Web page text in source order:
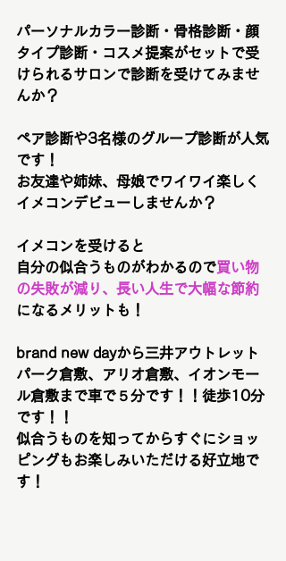
パーソナルカラー診断・骨格診断・顔
タイプ診断・コスメ提案がセットで受
けられるサロンで診断を受けてみませ
んか？
ペア診断や3名様のグループ診断が人気
です！
お友達や姉妹、母娘でワイワイ楽しく
イメコンデビューしませんか？
イメコンを受けると
自分の似合うものがわかるので買い物
の失敗が減り、長い人生で大幅な節約
になるメリットも！
brand new dayから三井アウトレット
パーク倉敷、アリオ倉敷、イオンモー
ル倉敷まで車で５分です！！徒歩10分
です！！
似合うものを知ってからすぐにショッ
ピングもお楽しみいただける好立地で
す！